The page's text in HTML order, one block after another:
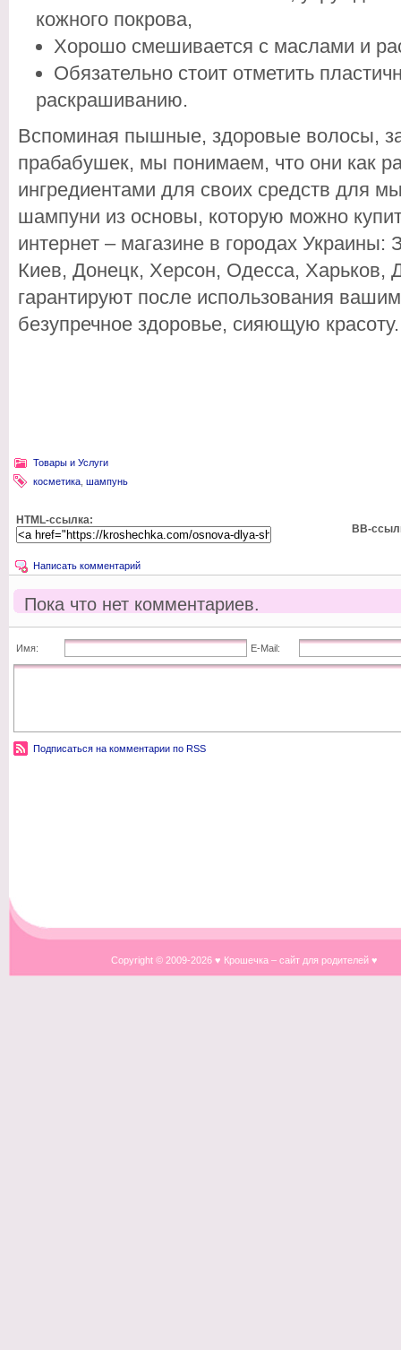
кожного покрова,
Хорошо смешивается с маслами и
Обязательно стоит отметить
раскрашиванию.
Вспоминая пышные, здоровые волосы,
прабабушек, мы понимаем, что они как
ингредиентами для своих средств для
шампуни из основы, которую можно
интернет – магазине в городах
Киев, Донецк, Херсон, Одесса, Харьков,
гарантируют после использования
безупречное здоровье, сияющую красоту.
Товары и Услуги
косметика шампунь
HTML-ссылка:
BB-
Написать комментарий
Пока что нет комментариев.
Имя: E-Mail:
Подписаться на комментарии по RSS
Copyright © 2009-2026 ♥ Крошечка – сайт для родителей ♥